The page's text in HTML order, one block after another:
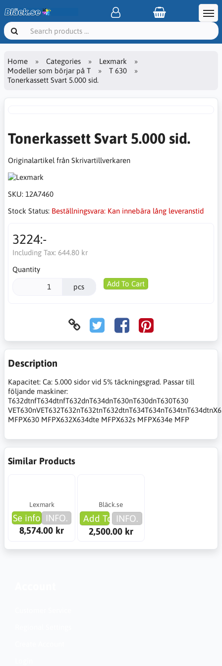
Home Categories
Lexmark
Modeller som börjar på T
T 630
Tonerkassett Svart 5.000 sid.
Tonerkassett Svart 5.000 sid.
Originalartikel från Skrivartillverkaren
SKU: 12A7460
Stock Status: Beställningsvara: Kan innebära lång leveranstid
3224:-
Including Tax: 644.80 kr
Quantity
pcs Add To Cart
Description
Kapacitet: Ca: 5.000 sidor vid 5% täckningsgrad. Passar till
följande maskiner:
T632dtnfT634dtnfT632dnT634dnT630nT630dnT630T630
MFPX630 MFPX632X634dte MFPX632s MFPX634e MFP
Similar Products
Lexmark
Se info INFO.
8,574.00 kr
Bläck.se
Add To Cart
INFO.
2,500.00 kr